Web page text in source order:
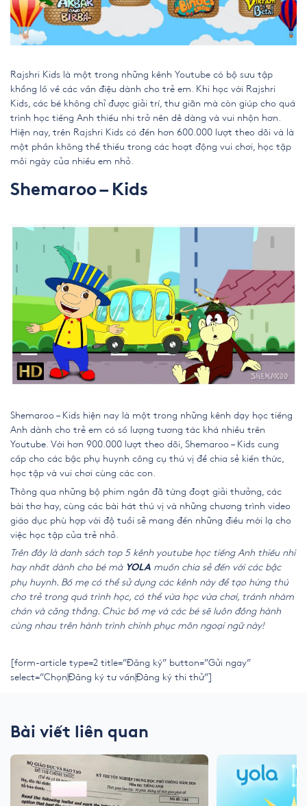
Rajshri Kids là một trong những kênh Youtube có bộ sưu tập
khổng lồ về các vần điệu dành cho trẻ em. Khi học với Rajshri
Kids, các bé không chỉ được giải trí, thư giãn mà còn giúp cho quá
trình học tiếng Anh thiếu nhi trở nên dễ dàng và vui nhộn hơn.
Hiện nay, trên Rajshri Kids có đến hơn 600.000 lượt theo dõi và là
một phần không thể thiếu trong các hoạt động vui chơi , học tập
mỗi ngày của nhiều em nhỏ.
Shemaroo – Kids
Shemaroo – Kids hiện nay là một trong những kênh dạy học tiếng
Anh dành cho trẻ em có số lượng tương tác khá nhiều trên
Youtube. Với hơn 900.000 lượt theo dõi, Shemaroo – Kids cung
cấp cho các bậc phụ huynh công cụ thú vị để chia sẻ kiến thức,
học tập và vui chơi cùng các con.
Thông qua những bộ phim ngắn đã từng đoạt giải thưởng, các
bài thơ hay, cùng các bài hát thú vị và những chương trình video
giáo dục phù hợp với độ tuổi sẽ mang đến những điều mới lạ cho
việc học tập của trẻ nhỏ.
Trên đây là danh sách top 5 kênh youtube học tiếng Anh thiếu nhi
hay nhất dành cho bé mà YOLA muốn chia sẻ đến với các bậc
phụ huynh. Bố mẹ có thể sử dụng các kênh này để tạo hứng thú
cho trẻ trong quá trình học, có thể vừa học vừa chơi, tránh nhàm
chán và căng thẳng. Chúc bố mẹ và các bé sẽ luôn đồng hành
cùng nhau trên hành trình chinh phục môn ngoại ngữ này!
[form-article type=2 title=”Đăng ký” button=”Gửi ngay”
select=”Chọn|Đăng ký tư vấn|Đăng ký thi thử”]
Bài viết liên quan